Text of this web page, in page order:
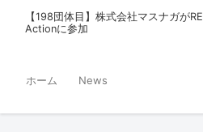
【198団体目】株式会社マスナガがRE
Actionに参加
ホーム News